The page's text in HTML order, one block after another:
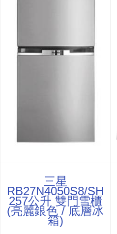
三星
RB27N4050S8/SH
257公升 雙門雪櫃
(亮麗銀色 / 底層冰
箱)